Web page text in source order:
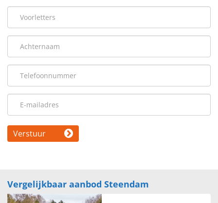
Verstuur
Vergelijkbaar aanbod Steendam